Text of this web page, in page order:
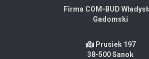
Firma COM-BUD
Gadomski
Prusiek 197
38-500 Sanok